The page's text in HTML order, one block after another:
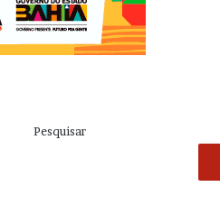
Pesquisar